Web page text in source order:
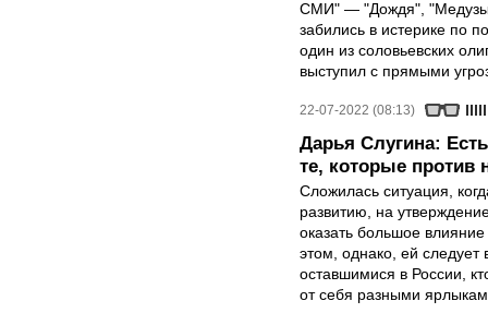
СМИ" — "Дождя",
забились в истерике по
один из соловьевских
выступил с прямыми
22-07-2022 (08:13)
Дарья Слугина:
те, которые против
Сложилась ситуация,
развитию, на
оказать большое
этом, однако, ей следует
оставшимися в России,
от себя разными